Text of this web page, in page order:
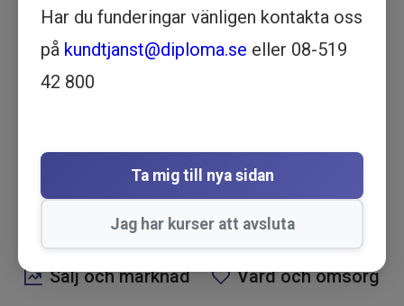
kategorier. Välj kategori för att se vilka
utbildningar som passar just dig.
Arbetsmiljö och säkerhet
Ledarskap
Kommunikation
HR och personal
Verksamhetsutveckling
Sälj och marknad
Vård och omsorg
Har du funderingar vänligen kontakta oss
på kundtjanst@diploma.se eller 08-519
42 800
Ta mig till nya sidan
Jag har kurser att avsluta